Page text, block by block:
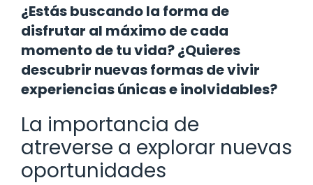
¿Estás buscando la forma de
disfrutar al máximo de cada
momento de tu vida? ¿Quieres
descubrir nuevas formas de vivir
experiencias únicas e inolvidables?
La importancia de
atreverse a explorar nuevas
oportunidades